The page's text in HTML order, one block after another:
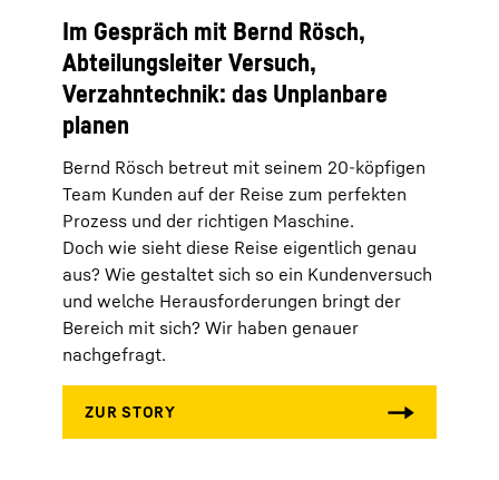
Im Gespräch mit Bernd Rösch,
Abteilungsleiter Versuch,
Verzahntechnik: das Unplanbare
planen
Bernd Rösch betreut mit seinem 20-köpfigen
Team Kunden auf der Reise zum perfekten
Prozess und der richtigen Maschine.
Doch wie sieht diese Reise eigentlich genau
aus? Wie gestaltet sich so ein Kundenversuch
und welche Herausforderungen bringt der
Bereich mit sich? Wir haben genauer
nachgefragt.